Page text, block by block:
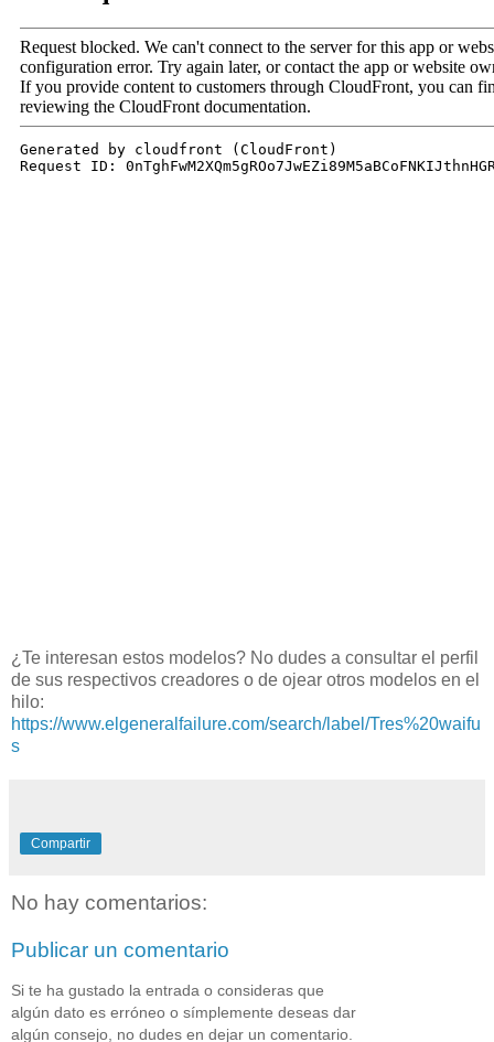
¿Te interesan estos modelos? No dudes a consultar el perfil
de sus respectivos creadores o de ojear otros modelos en el
hilo:
https://www.elgeneralfailure.com/search/label/Tres%20waifu
s
Compartir
No hay comentarios:
Publicar un comentario
Si te ha gustado la entrada o consideras que
algún dato es erróneo o símplemente deseas dar
algún consejo, no dudes en dejar un comentario.